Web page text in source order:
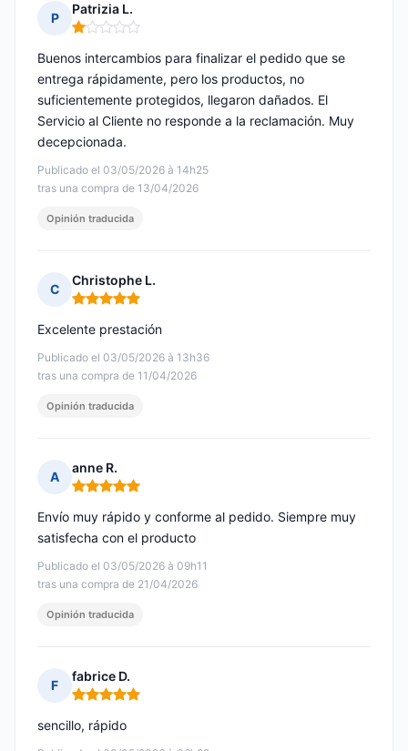
P
Patrizia L.
Nota: 1 de 5
Publicado el 03/05/2026 à 14h25
tras una compra de 13/04/2026
Buenos intercambios para finalizar el pedido que se
entrega rápidamente, pero los productos, no
suficientemente protegidos, llegaron dañados. El
Servicio al Cliente no responde a la reclamación. Muy
decepcionada.
Opinión traducida
C
Christophe L.
Nota: 5 de 5
Publicado el 03/05/2026 à 13h36
tras una compra de 11/04/2026
Excelente prestación
Opinión traducida
A
anne R.
Nota: 5 de 5
Publicado el 03/05/2026 à 09h11
tras una compra de 21/04/2026
Envío muy rápido y conforme al pedido. Siempre muy
satisfecha con el producto
Opinión traducida
F
fabrice D.
Nota: 5 de 5
sencillo, rápido